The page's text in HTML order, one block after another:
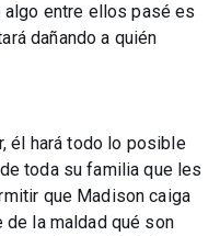
entre ellos pasé es
dañando a quién
él hará todo lo posible
toda su familia que les
que Madison caiga
la maldad qué son